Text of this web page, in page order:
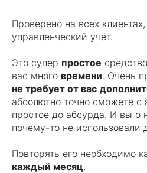
Проверено на всех
управленческий учёт.
Это супер простое
вас много времени. Очень
не требует от вас
абсолютно точно сможете с
простое до абсурда. И вы о
почему-то не использовали
Повторять его необходимо
каждый месяц.